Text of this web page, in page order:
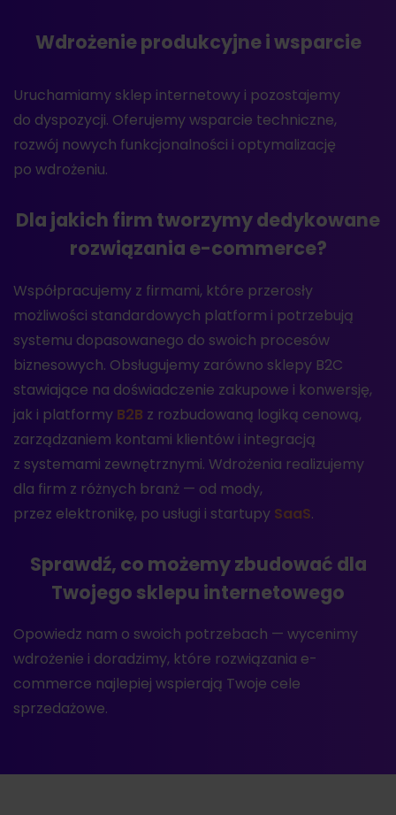
Wdrożenie produkcyjne i wsparcie
Uruchamiamy sklep internetowy i pozostajemy
do dyspozycji. Oferujemy wsparcie techniczne,
rozwój nowych funkcjonalności i optymalizację
po wdrożeniu.
Dla jakich firm tworzymy dedykowane
rozwiązania e-commerce?
Współpracujemy z firmami, które przerosły
możliwości standardowych platform i potrzebują
systemu dopasowanego do swoich procesów
biznesowych. Obsługujemy zarówno sklepy B2C
stawiające na doświadczenie zakupowe i konwersję,
jak i platformy B2B z rozbudowaną logiką cenową,
zarządzaniem kontami klientów i integracją
z systemami zewnętrznymi. Wdrożenia realizujemy
dla firm z różnych branż — od mody,
przez elektronikę, po usługi i startupy SaaS.
Sprawdź, co możemy zbudować dla
Twojego sklepu internetowego
Opowiedz nam o swoich potrzebach — wycenimy
wdrożenie i doradzimy, które rozwiązania e-
commerce najlepiej wspierają Twoje cele
sprzedażowe.